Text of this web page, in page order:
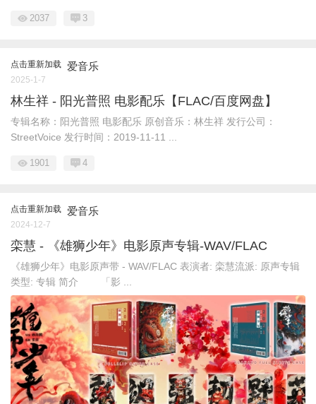
2037 3
点击重新加载 爱音乐
2025-1-7
林生祥 - 阳光普照 电影配乐【FLAC/百度网盘】
专辑名称：阳光普照 电影配乐 原创音乐：林生祥 发行公司：
StreetVoice 发行时间：2019-11-11 ...
1901 4
点击重新加载 爱音乐
2024-12-7
栾慧 - 《雄狮少年》电影原声专辑-WAV/FLAC
《雄狮少年》电影原声带 - WAV/FLAC 表演者: 栾慧流派: 原声专辑
类型: 专辑 简介 「影 ...